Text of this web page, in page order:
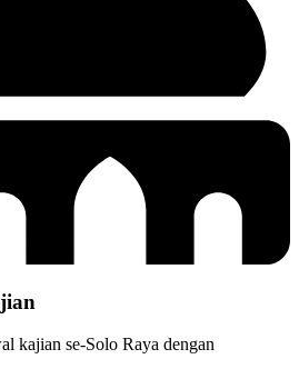
kajian se-Solo Raya dengan